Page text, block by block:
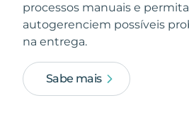
processos manuais e
autogerenciem possíveis
na entrega.
Sabe mais